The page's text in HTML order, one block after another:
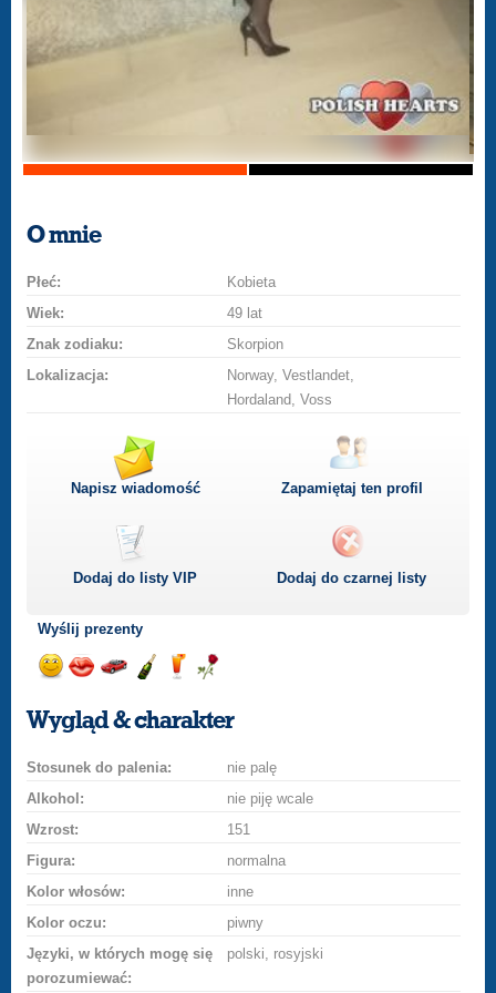
O mnie
Płeć:
Kobieta
Wiek:
49 lat
Znak zodiaku:
Skorpion
Lokalizacja:
Norway, Vestlandet,
Hordaland, Voss
Napisz wiadomość Zapamiętaj ten profil
Dodaj do listyVIP Dodaj do czarnej listy
Wyślij prezenty
uśmiech
buziakasamochodem
szampana
drinka
różę
Wygląd & charakter
Stosunek do palenia:
nie palę
Alkohol:
nie piję wcale
Wzrost:
151
Figura:
normalna
Kolor włosów:
inne
Kolor oczu:
piwny
Języki, w których mogę się
porozumiewać:
polski, rosyjski